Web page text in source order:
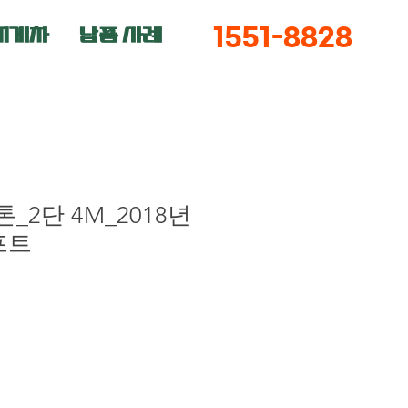
1551-8828
게차 납품 사례
_2단 4M_2018년
트